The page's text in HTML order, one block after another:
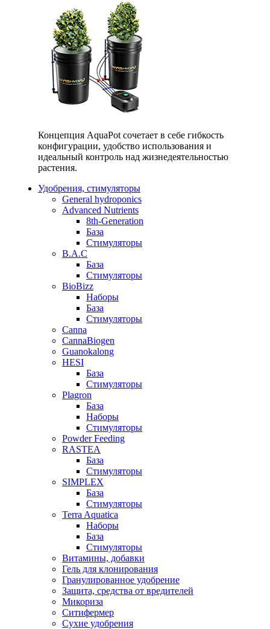
Концепция AquaPot сочетает в себе гибкость
конфигурации, удобство использования и
идеальный контроль над жизнедеятельностью
растения.
Удобрения, стимуляторы
General hydroponics
Advanced Nutrients
8th-Generation
База
Стимуляторы
B.A.C
База
Стимуляторы
BioBizz
Наборы
База
Стимуляторы
Canna
CannaBiogen
Guanokalong
HESI
База
Стимуляторы
Plagron
База
Наборы
Стимуляторы
Powder Feeding
RASTEA
База
Стимуляторы
SIMPLEX
База
Стимуляторы
Terra Aquatica
Наборы
База
Стимуляторы
Витамины, добавки
Гель для клонирования
Гранулированное удобрение
Защита, средства от вредителей
Микориза
Ситифермер
Сухие удобрения